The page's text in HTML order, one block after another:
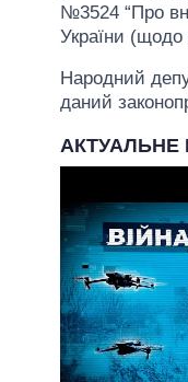
№3524 “Про
України (щодо
Народний
даний
АКТУАЛЬНЕ